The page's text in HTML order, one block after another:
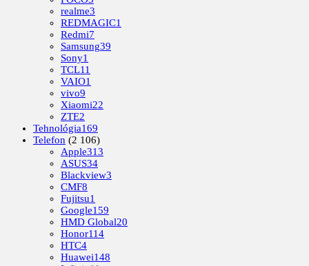
realme3
REDMAGIC1
Redmi7
Samsung39
Sony1
TCL11
VAIO1
vivo9
Xiaomi22
ZTE2
Tehnológia169
Telefon (2 106)
Apple313
ASUS34
Blackview3
CMF8
Fujitsu1
Google159
HMD Global20
Honor114
HTC4
Huawei148